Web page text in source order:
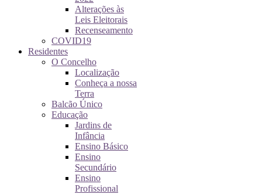
Alterações às
Leis Eleitorais
Recenseamento
COVID19
Residentes
O Concelho
Localização
Conheça a nossa
Terra
Balcão Único
Educação
Jardins de
Infância
Ensino Básico
Ensino
Secundário
Ensino
Profissional